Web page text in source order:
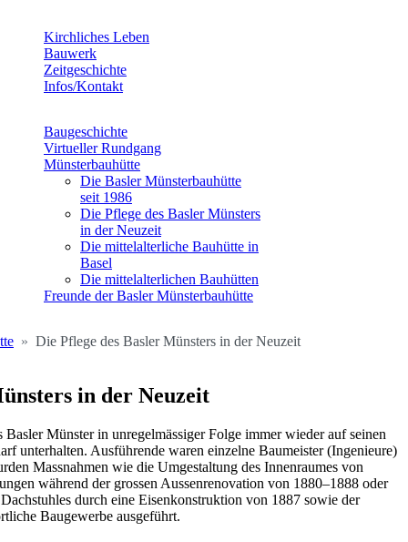
Kirchliches Leben
Bauwerk
Zeitgeschichte
Infos/Kontakt
Baugeschichte
Virtueller Rundgang
Münsterbauhütte
Die Basler Münsterbauhütte
seit 1986
Die Pflege des Basler Münsters
in der Neuzeit
Die mittelalterliche Bauhütte in
Basel
Die mittelalterlichen Bauhütten
Freunde der Basler Münsterbauhütte
Die Pflege des Basler Münsters in der Neuzeit
in der Neuzeit
Münster in unregelmässiger Folge immer wieder auf seinen
unterhalten. Ausführende waren einzelne Baumeister (Ingenieure)
Massnahmen wie die Umgestaltung des Innenraumes von
während der grossen Aussenrenovation von 1880–1888 oder
durch eine Eisenkonstruktion von 1887 sowie der
Baugewerbe ausgeführt.